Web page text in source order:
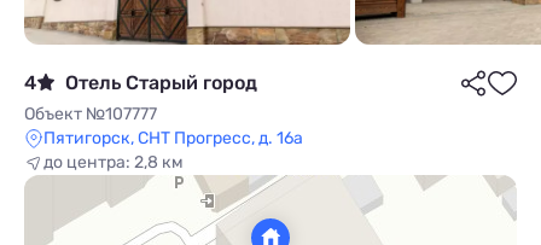
4 Отель Старый город
Объект №107777
Пятигорск, СНТ Прогресс, д. 16а
до центра: 2,8 км